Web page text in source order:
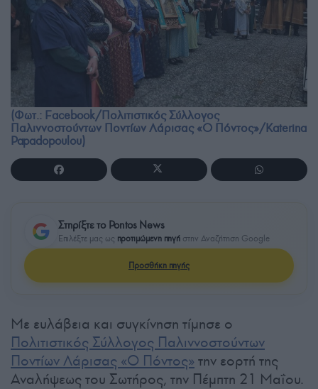
(Φωτ.: Facebook/Πολιτιστικός Σύλλογος
Παλιννοστούντων Ποντίων Λάρισας «Ο Πόντος»/Katerina
Papadopoulou)
Στηρίξτε το Pontos News
Επιλέξτε μας ως προτιμώμενη πηγή στην Αναζήτηση Google
Προσθήκη πηγής
Με ευλάβεια και συγκίνηση τίμησε ο
Πολιτιστικός Σύλλογος Παλιννοστούντων
Ποντίων Λάρισας «Ο Πόντος» την εορτή της
Αναλήψεως του Σωτήρος, την Πέμπτη 21 Μαΐου.